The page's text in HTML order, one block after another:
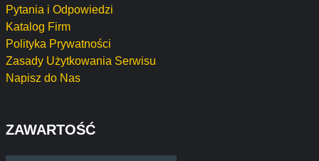
Pytania i Odpowiedzi
Katalog Firm
Polityka Prywatności
Zasady Użytkowania Serwisu
Napisz do Nas
ZAWARTOŚĆ